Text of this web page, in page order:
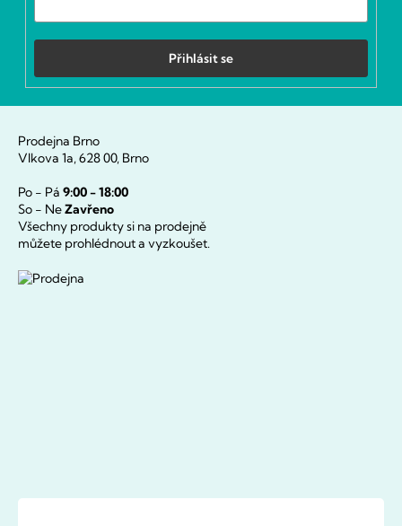
Přihlásit se
Prodejna Brno
Vlkova 1a, 628 00, Brno
Po - Pá 9:00 - 18:00
So - NeZavřeno
Všechny produkty si na prodejně
můžete prohlédnout a vyzkoušet.